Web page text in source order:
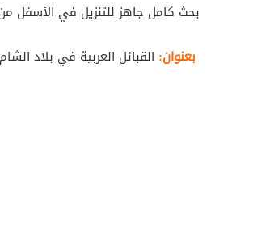
بحث كامل جاهز للتنزيل في الأسفل
بعنوان: القبائل العربية في بلاد